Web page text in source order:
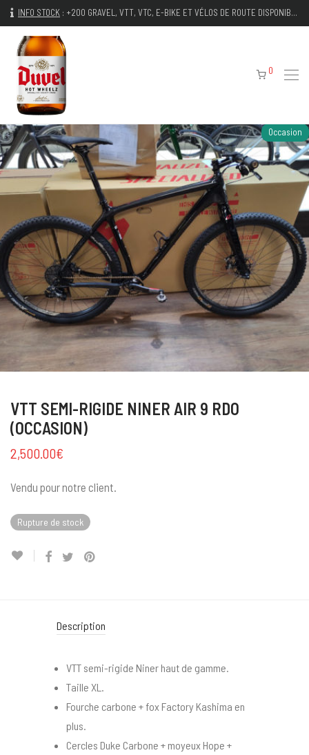
INFO STOCK : +200 GRAVEL, VTT, VTC, E-BIKE ET VÉLOS DE ROUTE DISPONIBLES IMMÉDIATEMENT
0
Occasion
VTT SEMI-RIGIDE NINER AIR 9 RDO
(OCCASION)
2,500.00€
Vendu pour notre client.
Rupture de stock
Description
VTT semi-rigide Niner haut de gamme.
Taille XL.
Fourche carbone + fox Factory Kashima en
plus.
Cercles Duke Carbone + moyeux Hope +